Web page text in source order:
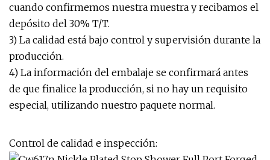
cuando confirmemos nuestra muestra y recibamos el
depósito del 30% T/T.
3) La calidad está bajo control y supervisión durante la
producción.
4) La información del embalaje se confirmará antes
de que finalice la producción, si no hay un requisito
especial, utilizando nuestro paquete normal.
Control de calidad e inspección: